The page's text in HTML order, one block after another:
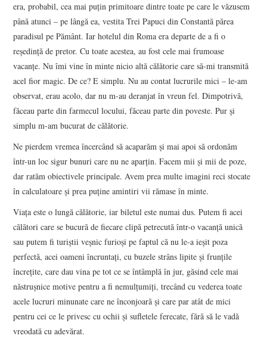
era, probabil, cea mai puţin primitoare dintre toate pe care le văzusem
până atunci – pe lângă ea, vestita Trei Papuci din Constantă părea
paradisul pe Pământ. Iar hotelul din Roma era departe de a fi o
reşedinţă de pretor. Cu toate acestea, au fost cele mai frumoase
vacanţe. Nu îmi vine în minte nicio altă călătorie care să-mi transmită
acel fior magic. De ce? E simplu. Nu au contat lucrurile mici – le-am
observat, erau acolo, dar nu m-au deranjat în vreun fel. Dimpotrivă,
făceau parte din farmecul locului, făceau parte din poveste. Pur şi
simplu m-am bucurat de călătorie.
Ne pierdem vremea încercând să acaparăm şi mai apoi să ordonăm
într-un loc sigur bunuri care nu ne aparţin. Facem mii şi mii de poze,
dar ratăm obiectivele principale. Avem prea multe imagini reci stocate
în calculatoare şi prea puţine amintiri vii rămase în minte.
Viaţa este o lungă călătorie, iar biletul este numai dus. Putem fi acei
călători care se bucură de fiecare clipă petrecută într-o vacanţă unică
sau putem fi turiştii veşnic furioşi pe faptul că nu le-a ieşit poza
perfectă, acei oameni încruntaţi, cu buzele strâns lipite şi frunţile
încreţite, care dau vina pe tot ce se întâmplă în jur, găsind cele mai
năstruşnice motive pentru a fi nemulţumiţi, trecând cu vederea toate
acele lucruri minunate care ne înconjoară şi care par atât de mici
pentru cei ce le privesc cu ochii şi sufletele ferecate, fără să le vadă
vreodată cu adevărat.